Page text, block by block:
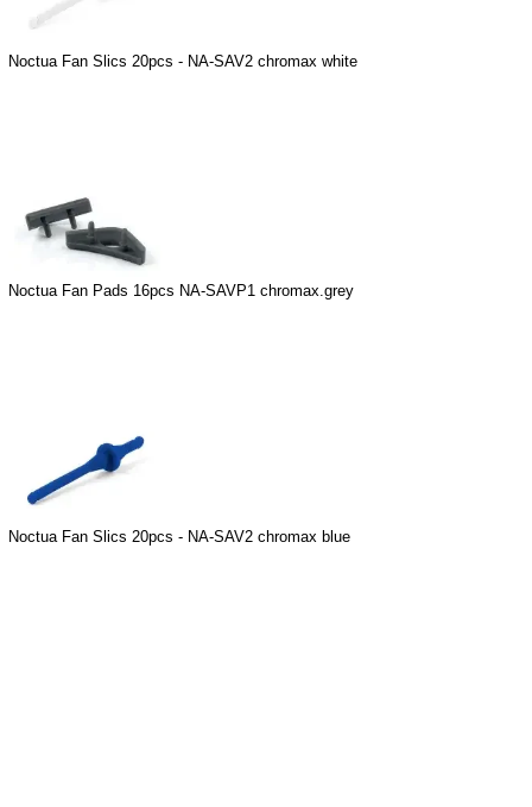
Noctua Fan Slics 20pcs - NA-SAV2 chromax white
Noctua Fan Pads 16pcs NA-SAVP1 chromax.grey
Noctua Fan Slics 20pcs - NA-SAV2 chromax blue